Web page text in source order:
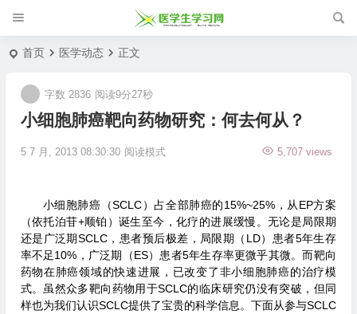
首页 医学动态 正文
小细胞肺癌靶向药物研究：何去何从？
5 7 月, 2013 08:30:30 5,707 views
字数 2836 阅读9分27秒
阅读模式
小细胞肺癌（SCLC）占全部肺癌的15%~25%，从EP方案
（依托泊苷+顺铂）诞生至今，化疗的进展缓慢。无论是局限期
还是广泛期SCLC，患者预后极差，局限期（LD）患者5年生存
率不足10%，广泛期（ES）患者5年生存率更微乎其微。而靶向
药物在肺癌领域的快速进展，已改变了非小细胞肺癌的治疗模
式。虽然众多靶向药物用于SCLC的临床研究仍没有突破，但同
样也为我们认识SCLC提供了宝贵的科学信息。下面从参与SCLC